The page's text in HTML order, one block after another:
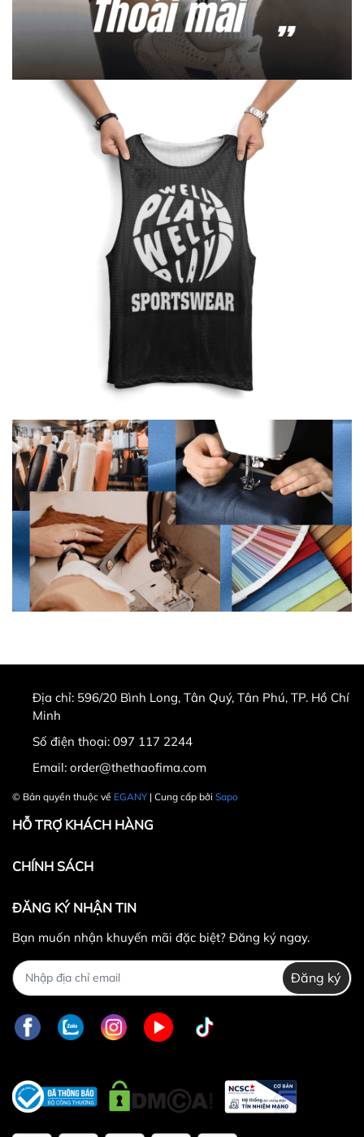
Địa chỉ: 596/20 Bình Long, Tân Quý, Tân Phú, TP. Hồ Chí
Minh
Số điện thoại: 097 117 2244
Email: order@thethaofima.com
© Bản quyền thuộc về EGANY| Cung cấp bởi Sapo
HỖ TRỢ KHÁCH HÀNG
CHÍNH SÁCH
ĐĂNG KÝ NHẬN TIN
Bạn muốn nhận khuyến mãi đặc biệt? Đăng ký ngay.
Đăng ký